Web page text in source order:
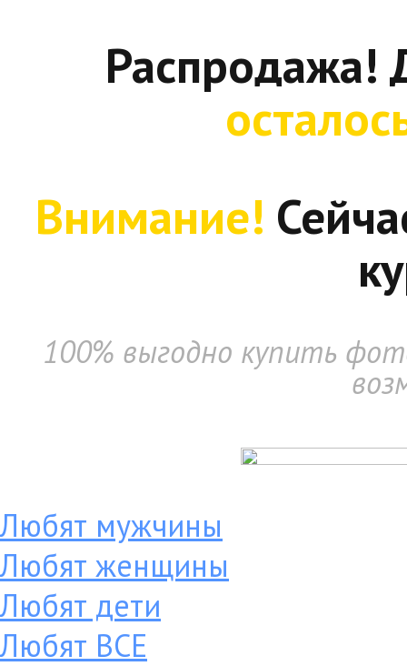
Распродажа!
Внимание!
100% выгодно купить
Любят мужчины
Любят женщины
Любят дети
Любят ВСЕ